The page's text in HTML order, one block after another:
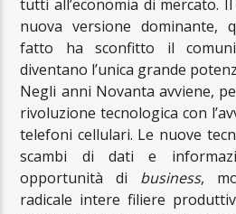
tutti all’economia di mercato.
nuova versione dominante,
fatto ha sconfitto il
diventano l’unica grande
Negli anni Novanta avviene,
rivoluzione tecnologica con
telefoni cellulari. Le nuove
scambi di dati e
opportunità di business,
radicale intere filiere